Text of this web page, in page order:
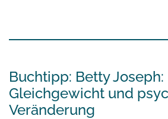
Buchtipp: Betty
Gleichgewicht und
Veränderung